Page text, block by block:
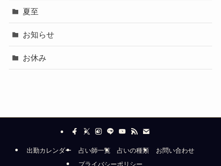
夏至
お知らせ
お休み
出勤カレンダー 占い師一覧 占いの種類
お問い合わせ
プライバシーポリシー